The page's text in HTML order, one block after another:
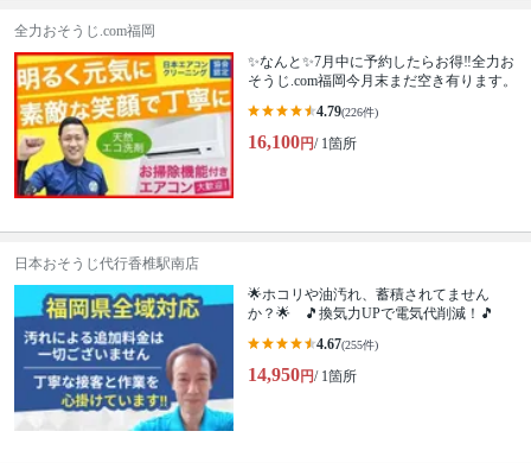
全力おそうじ.com福岡
✨なんと✨7月中に予約したらお得‼️全力お
そうじ.com福岡今月末まだ空き有ります。
4.79(226件)
16,100円/ 1箇所
日本おそうじ代行香椎駅南店
🌟ホコリや油汚れ、蓄積されてません
か？🌟 🎵換気力UPで電気代削減！🎵
4.67(255件)
14,950円/ 1箇所